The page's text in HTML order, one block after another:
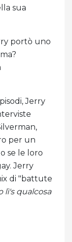
sua
portò uno
Jerry
per un
se le loro
Jerry
di "battute
lì's qualcosa